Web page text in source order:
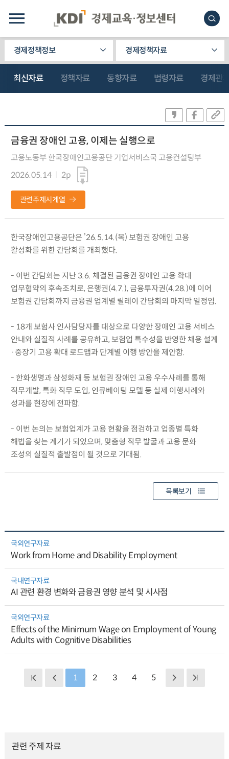
경제정책정보 경제정책자료
최신자료 정책자료 동향자료 법령자료 경제관
금융권 장애인 고용, 이제는 실행으로
고용노동부 한국장애인고용공단 기업서비스국 고용컨설팅부
2026.05.14
2p
관련주제시계열
한국장애인고용공단은 ’26.5.14.(목) 보험권 장애인 고용
활성화를 위한 간담회를 개최했다.
- 이번 간담회는 지난 3.6. 체결된 금융권 장애인 고용 확대
업무협약의 후속조치로, 은행권(4.7.), 금융투자권(4.28.)에 이어
보험권 간담회까지 금융권 업계별 릴레이 간담회의 마지막 일정임.
- 18개 보험사 인사담당자를 대상으로 다양한 장애인 고용 서비스
안내와 실질적 사례를 공유하고, 보험업 특수성을 반영한 채용 설계
·중장기 고용 확대 로드맵과 단계별 이행 방안을 제안함.
- 한화생명과 삼성화재 등 보험권 장애인 고용 우수사례를 통해
직무개발, 특화 직무 도입, 인큐베이팅 모델 등 실제 이행사례와
성과를 현장에 전파함.
- 이번 논의는 보험업계가 고용 현황을 점검하고 업종별 특화
해법을 찾는 계기가 되었으며, 맞춤형 직무 발굴과 고용 문화
조성의 실질적 출발점이 될 것으로 기대됨.
목록보기
국외연구자료
Work from Home and Disability Employment
국내연구자료
AI 관련 환경 변화와 금융권 영향 분석 및 시사점
국외연구자료
Effects of the Minimum Wage on Employment of Young
Adults with Cognitive Disabilities
1 2 3 4 5
관련 주제 자료